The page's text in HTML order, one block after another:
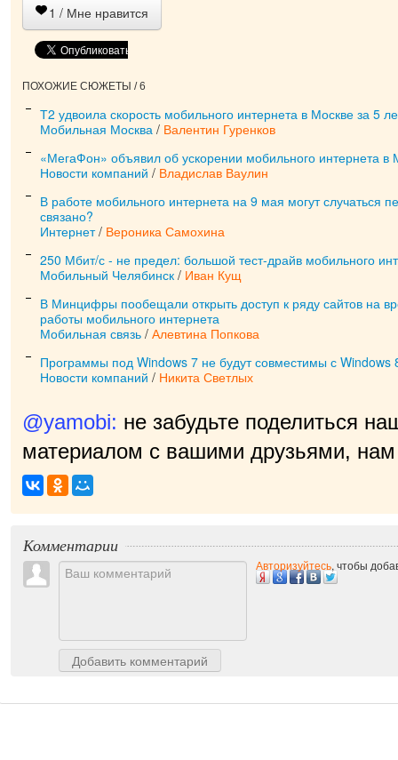
1 / Мне нравится
ПОХОЖИЕ СЮЖЕТЫ / 6
Т2 удвоила скорость мобильного интернета в Москве за 5
Мобильная Москва / Валентин Гуренков
«МегаФон» объявил об ускорении мобильного интернета в
Новости компаний / Владислав Ваулин
В работе мобильного интернета на 9 мая могут случаться
связано?
Интернет/ Вероника Самохина
250 Мбит/с - не предел: большой тест-драйв мобильного
Мобильный Челябинск / Иван Кущ
В Минцифры пообещали открыть доступ к ряду сайтов на
работы мобильного интернета
Мобильная связь / Алевтина Попкова
Программы под Windows 7 не будут совместимы с Windows
Новости компаний / Никита Светлых
@yamobi: не забудьте поделиться
материалом с вашими друзьями, нам
Комментарии
Добавить комментарий
Авторизуйтесь, чтобы